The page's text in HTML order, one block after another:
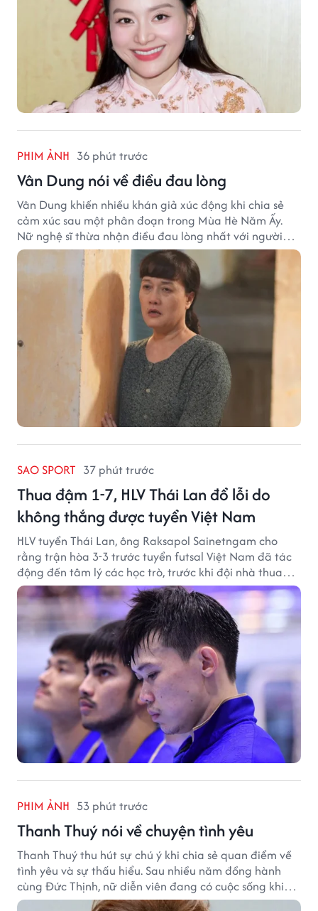
PHIM ẢNH 36 phút trước
Vân Dung nói về điều đau lòng
Vân Dung khiến nhiều khán giả xúc động khi chia sẻ
cảm xúc sau một phân đoạn trong Mùa Hè Năm Ấy.
Nữ nghệ sĩ thừa nhận điều đau lòng nhất với người
mẹ không phải sự nghèo khó, mà là khi các con phải
chứng kiến những tổn thương trong chính ngôi nhà
SAO SPORT 37 phút trước
Thua đậm 1-7, HLV Thái Lan đổ lỗi do
không thắng được tuyển Việt Nam
HLV tuyển Thái Lan, ông Raksapol Sainetngam cho
rằng trận hòa 3-3 trước tuyển futsal Việt Nam đã tác
động đến tâm lý các học trò, trước khi đội nhà thua
đậm Nga 1-7.
PHIM ẢNH 53 phút trước
Thanh Thuý nói về chuyện tình yêu
Thanh Thuý thu hút sự chú ý khi chia sẻ quan điểm về
tình yêu và sự thấu hiểu. Sau nhiều năm đồng hành
cùng Đức Thịnh, nữ diễn viên đang có cuộc sống khiến
nhiều khán giả quan tâm.